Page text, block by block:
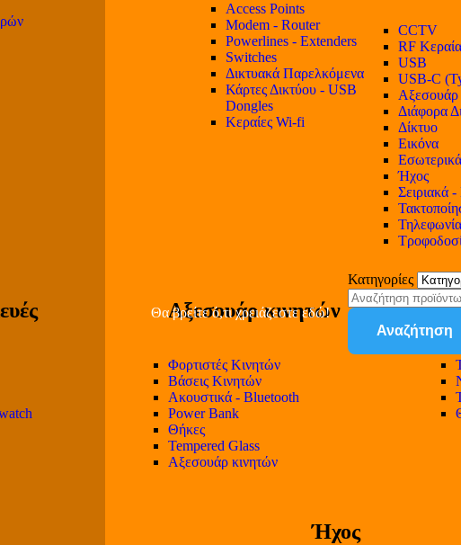
Access Points
Modem - Router
Powerlines - Extenders
Switches
Δικτυακά Παρελκόμενα
Κάρτες Δικτύου - USB
Dongles
Κεραίες Wi-fi
CCTV
RF
USB
USB-C
Αξεσουάρ
Διάφορα
Δίκτυο
Εικόνα
Ήχος
Σειριακά
Τηλεφωνία
Αξεσουάρ κινητών
Φορτιστές Κινητών
Βάσεις Κινητών
Ακουστικά - Bluetooth
Power Bank
Θήκες
Tempered Glass
Αξεσουάρ κινητών
Ήχος
Θα βρείτε ό,τι χρειάζεστε εδώ!
Κατηγορίες
Αναζήτηση